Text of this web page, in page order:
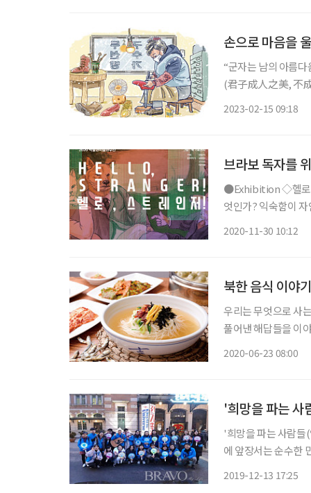
손으로 마음을
“군자는 남의 아름
(君子成人之美, 不成人之惡, 小人反是.)” -
2023-02-15 09:18
브라보 독자를
●Exhibition ◇헬로, 스트레인저! 일정 12월 19일까지 장소 하자센터 ‘낯설다’는 감각은 무
엇인가? 익숙함이
2020-11-30 10:12
북한 음식 이야기
우리는 무엇으로 사
풀어낸 해답들을 이
2020-06-23 08:00
'희망을 파는 사
'희망을 파는 사람들(약칭 희파샵)'은 사회적 약자
에 앞장서는 순수한
2019-12-13 17:25